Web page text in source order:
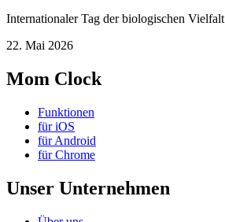
Internationaler Tag der biologischen Vielfalt
22. Mai 2026
Mom Clock
Funktionen
für iOS
für Android
für Chrome
Unser Unternehmen